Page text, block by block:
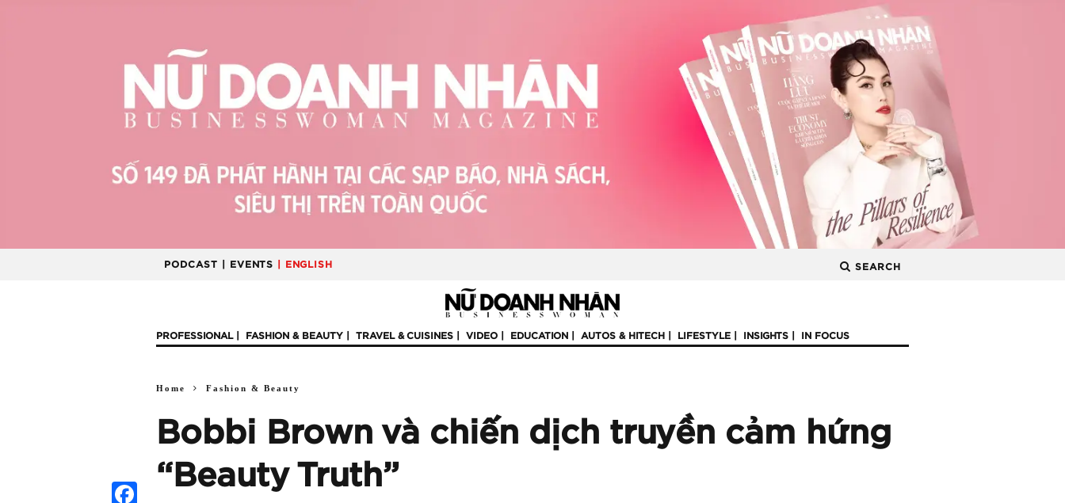
PODCAST | EVENTS | ENGLISH SEARCH
PROFESSIONAL FASHION & BEAUTY TRAVEL & CUISINES VIDEO EDUCATION AUTOS & HITECH LIFESTYLE INSIGHTS IN FOCUS
Home Fashion & Beauty
Bobbi Brown và chiến dịch truyền cảm hứng
“Beauty Truth”